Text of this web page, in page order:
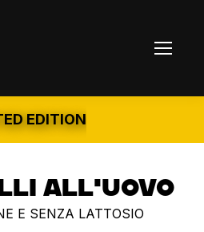
EDITION
ALL'UOVO
E SENZA LATTOSIO